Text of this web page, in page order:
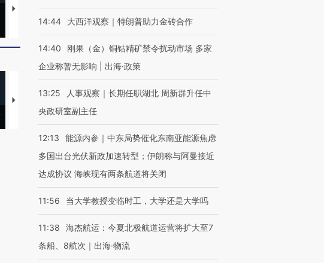
马航飞行员跨国走私7万
粒摇头丸 尿检体内含3种
视线｜被称为“蟑螂”的印
度Z世代 用街头抗争将教
视线｜“入侵”还是“人道危
【推广】走进第四届链博
会，让数智科技“链”接产
有意思的生活方式·第三对
住三大增长引擎是什么？
14:44 大西洋观察｜特朗普助力金砖合作
14:40
刚果（金）铜钴精矿禁令扰动市场 多家
企业称暂无影响 | 出海·政策
13:25
人事观察｜长期任职湖北 周新群升任中
央政研室副主任
12:13
能源内参｜中东局势催化东南亚能源焦虑
多国出台光伏新政加速转型；伊朗称与阿曼接近
达成协议 海峡现有两条航道将关闭
11:56 当大学教授变临时工，大学还是大学吗
11:38
海杰航运：今夏北极航道运营将扩大至7
条船、8航次｜出海·物流